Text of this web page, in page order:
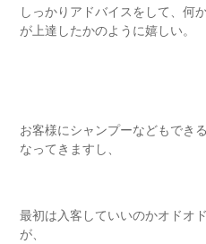
しっかりアドバイスをして、何
が上達したかのように嬉しい。
お客様にシャンプーなどもでき
なってきますし、
最初は入客していいのかオドオ
が、